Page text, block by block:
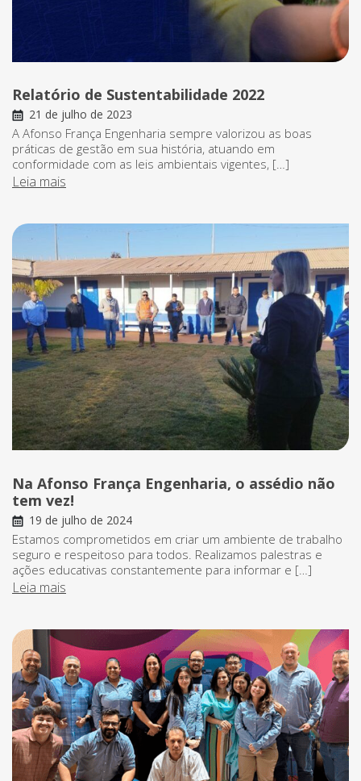
Relatório de Sustentabilidade 2022
21 de julho de 2023
A Afonso França Engenharia sempre valorizou as boas
práticas de gestão em sua história, atuando em
conformidade com as leis ambientais vigentes, […]
Leia mais
Na Afonso França Engenharia, o assédio não
tem vez!
19 de julho de 2024
Estamos comprometidos em criar um ambiente de trabalho
seguro e respeitoso para todos. Realizamos palestras e
ações educativas constantemente para informar e […]
Leia mais